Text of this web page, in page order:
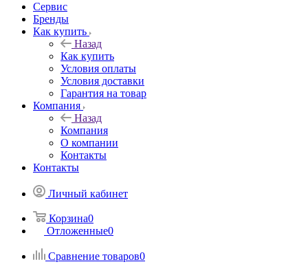
Сервис
Бренды
Как купить
Назад
Как купить
Условия оплаты
Условия доставки
Гарантия на товар
Компания
Назад
Компания
О компании
Контакты
Контакты
Личный кабинет
Корзина0
Отложенные0
Сравнение товаров0